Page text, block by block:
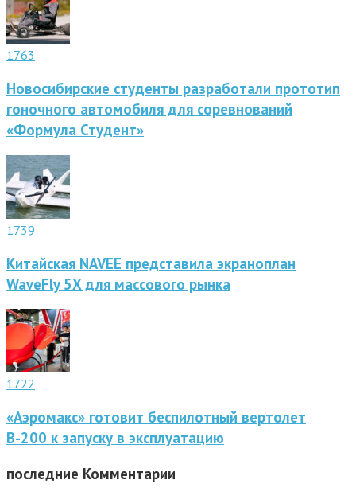
1763
Новосибирские студенты разработали прототип
гоночного автомобиля для соревнований
«Формула Студент»
1739
Китайская NAVEE представила экраноплан
WaveFly 5X для массового рынка
1722
«Аэромакс» готовит беспилотный вертолет
В-200 к запуску в эксплуатацию
последние Комментарии